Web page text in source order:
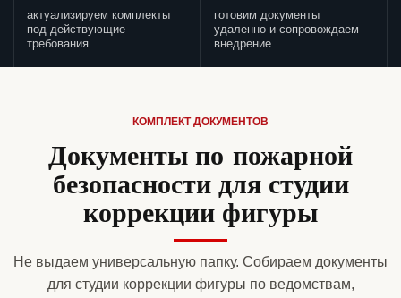
актуализируем комплекты
под действующие
требования
готовим документы
удаленно и сопровождаем
внедрение
КОМПЛЕКТ ДОКУМЕНТОВ
Документы по пожарной
безопасности для студии
коррекции фигуры
Не выдаем универсальную папку. Собираем документы
для студии коррекции фигуры по ведомствам,